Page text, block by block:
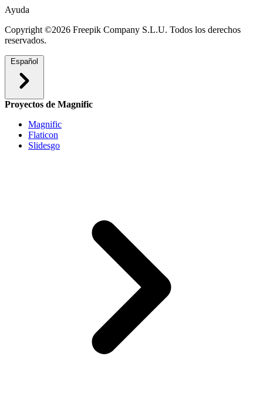
Ayuda
Copyright ©2026 Freepik Company S.L.U. Todos los derechos
reservados.
Español
Proyectos de Magnific
Magnific
Flaticon
Slidesgo